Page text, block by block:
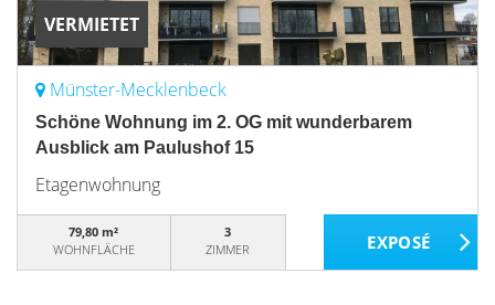
VERMIETET
Münster-Mecklenbeck
Schöne Wohnung im 2. OG mit wunderbarem
Ausblick am Paulushof 15
Etagenwohnung
79,80 m²
WOHNFLÄCHE
3
ZIMMER